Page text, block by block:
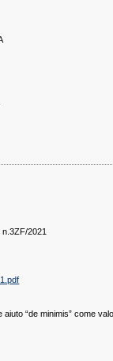
2021
aiuto “de minimis” come